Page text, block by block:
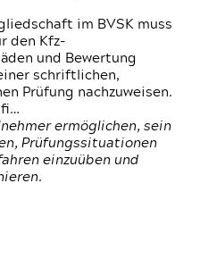
im BVSK muss
den Kfz-
und Bewertung
schriftlichen,
Prüfung nachzuweisen.
ermöglichen, sein
Prüfungssituationen
einzuüben und